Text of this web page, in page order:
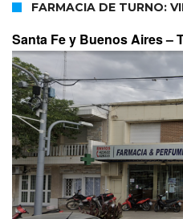
FARMACIA DE TURNO:
Santa Fe y Buenos Aires –